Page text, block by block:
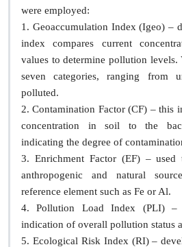
were employed:
1. Geoaccumulation Index (Igeo) –
index compares current
values to determine pollution levels.
seven categories, ranging from
polluted.
2. Contamination Factor (CF) – this
concentration in soil to the
indicating the degree of
3. Enrichment Factor (EF) – used
anthropogenic and natural
reference element such as Fe or Al.
4. Pollution Load Index (PLI) –
indication of overall pollution status
5. Ecological Risk Index (RI) –